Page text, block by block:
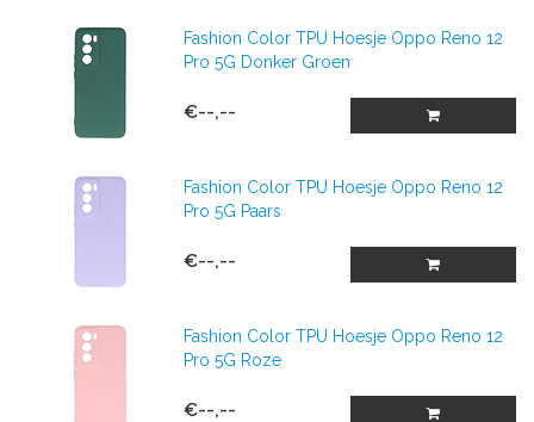
Fashion Color TPU Hoesje Oppo Reno 12
Pro 5G Donker Groen
€--,--
Fashion Color TPU Hoesje Oppo Reno 12
Pro 5G Paars
€--,--
Fashion Color TPU Hoesje Oppo Reno 12
Pro 5G Roze
€--,--